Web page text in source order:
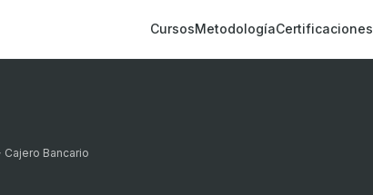
CursosMetodologíaCertificaciones
Cajero Bancario